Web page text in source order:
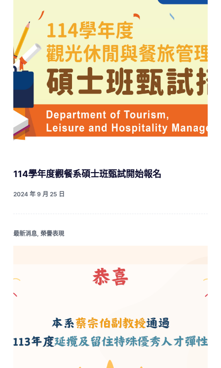
114學年度觀餐系碩士班甄試開始報名
2024 年 9 月 25 日
最新消息, 榮譽表現